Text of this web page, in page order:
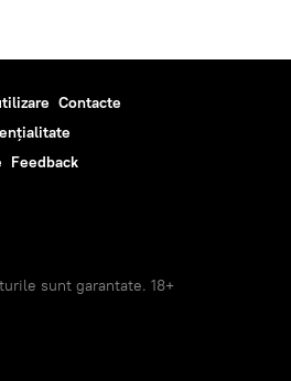
Contacte
Feedback
sunt garantate. 18+